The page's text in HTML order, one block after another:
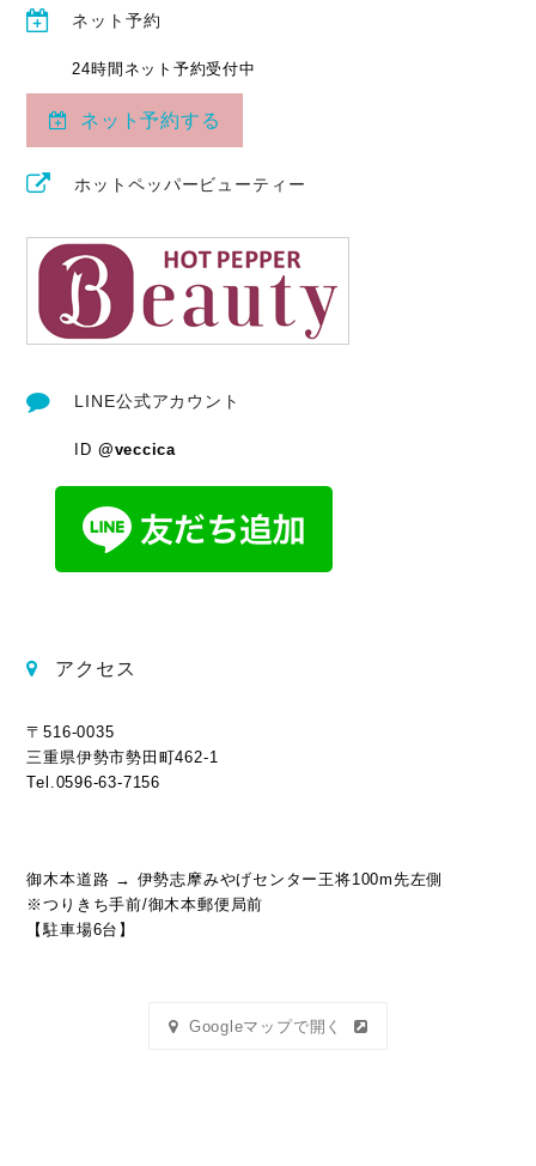
ネット予約
24時間ネット予約受付中
ネット予約する
ホットペッパービューティー
LINE公式アカウント
ID @veccica
アクセス
〒516-0035
三重県伊勢市勢田町462-1
Tel.0596-63-7156
御木本道路 → 伊勢志摩みやげセンター王将100m先左側
※つりきち手前/御木本郵便局前
【駐車場6台】
Googleマップで開く